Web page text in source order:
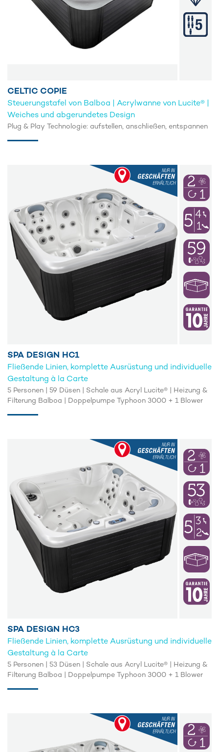
CELTIC COPIE
Steuerungstafel von Balboa | Acrylwanne von Lucite® |
Weiches und abgerundetes Design
Plug & Play Technologie: aufstellen, anschließen, entspannen
SPA DESIGN HC1
Fließende Linien, komplette Ausrüstung und individuelle
Gestaltung à la Carte
5 Personen | 59 Düsen | Schale aus Acryl Lucite® | Heizung &
Filterung Balboa | Doppelpumpe Typhoon 3000 + 1 Blower
SPA DESIGN HC3
Fließende Linien, komplette Ausrüstung und individuelle
Gestaltung à la Carte
5 Personen | 53 Düsen | Schale aus Acryl Lucite® | Heizung &
Filterung Balboa | Doppelpumpe Typhoon 3000 + 1 Blower